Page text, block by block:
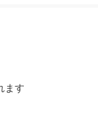
ます